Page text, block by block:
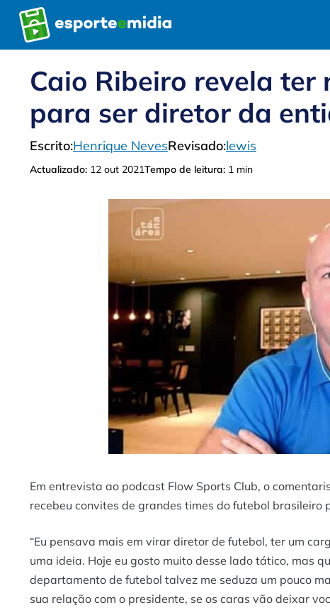
Pular
para
o
Caio Ribeiro revela ter
para ser diretor da
Escrito:Henrique NevesRevisado:lewis
Actualizado: 12 out 2021Tempo de leitura: 1 min
Em entrevista ao podcast Flow Sports Club, o
recebeu convites de grandes times do futebol brasileiro
“Eu pensava mais em virar diretor de futebol, ter um
uma ideia. Hoje eu gosto muito desse lado tático, mas
departamento de futebol talvez me seduza um pouco
sua relação com o presidente, se os caras vão deixar